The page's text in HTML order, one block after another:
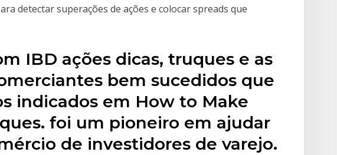
detectar superações de ações e colocar spreads que
IBD ações dicas, truques e as
bem sucedidos que
indicados em How to Make
foi um pioneiro em ajudar
de investidores de varejo.